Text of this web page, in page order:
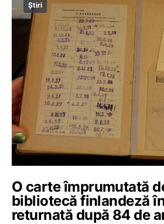
Știri
O carte împrumutată
bibliotecă finlandeză
returnată după 84 de